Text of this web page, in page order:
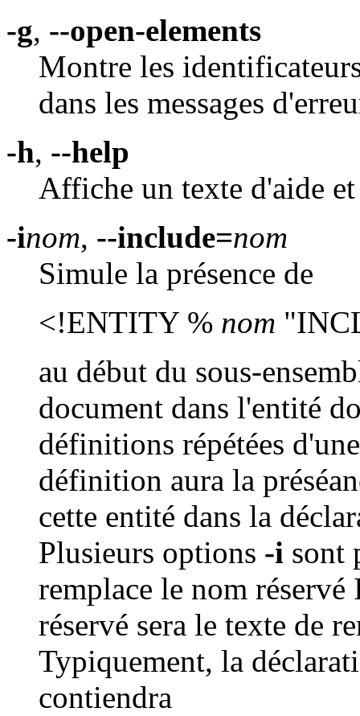
-g, --open-elements
Montre les
dans les messages
-h, --help
Affiche un texte d'aide
-inom, --include=nom
Simule la présence de
<!ENTITY % nom
au début du sous-
document dans l'entité
définitions répétées
définition aura la
cette entité dans la
Plusieurs options -i sont
remplace le nom
réservé sera le texte de
Typiquement, la
contiendra